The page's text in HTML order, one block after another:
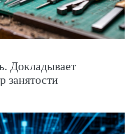
Докладывает
занятости